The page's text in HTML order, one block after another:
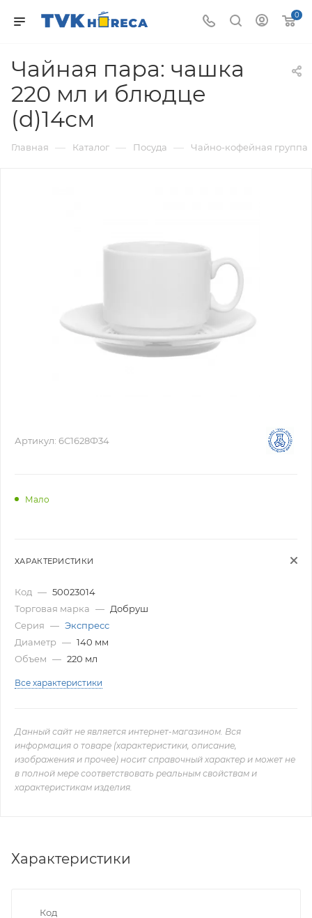
0
Чайная пара: чашка
220 мл и блюдце
(d)14см
Главная — Каталог — Посуда — Чайно-кофейная группа
Артикул: 6С1628Ф34
Мало
ХАРАКТЕРИСТИКИ
Код — 50023014
Торговая марка — Добруш
Серия — Экспресс
Диаметр — 140 мм
Объем — 220 мл
Все характеристики
Данный сайт не является интернет-магазином. Вся
информация о товаре (характеристики, описание,
изображения и прочее) носит справочный характер и может не
в полной мере соответствовать реальным свойствам и
характеристикам изделия.
Характеристики
Код